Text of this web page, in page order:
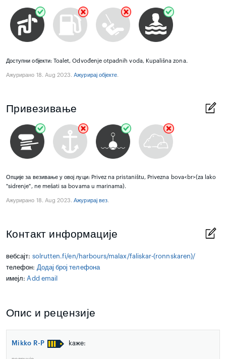
Доступни објекти: Toalet, Odvođenje otpadnih voda, Kupališna zona.
Ажурирано 18. Aug 2023.Aжурирај објекте.
Привезивање
Опције за везивање у овој луци: Privez na pristaništu, Privezna bova<br>(za lako
"sidrenje", ne mešati sa bovama u marinama).
Ажурирано 18. Aug 2023.Ажурирај вез.
Контакт информације
вебсајт: solrutten.fi/en/harbours/malax/faliskar-(ronnskaren)/
телефон: Додај број телефона
имејл: Add email
Опис и рецензије
Mikko R-P kaже: